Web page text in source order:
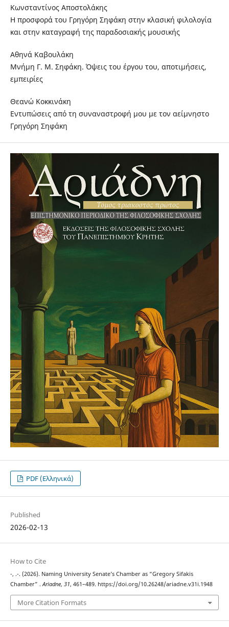
Κωνσταντίνος Αποστολάκης
Η προσφορά του Γρηγόρη Σηφάκη στην κλασική φιλολογία
και στην καταγραφή της παραδοσιακής μουσικής
Αθηνά Καβουλάκη
Μνήμη Γ. Μ. Σηφάκη. Όψεις του έργου του, αποτιμήσεις,
εμπειρίες
Θεανώ Κοκκινάκη
Εντυπώσεις από τη συναναστροφή μου με τον αείμνηστο
Γρηγόρη Σηφάκη
PDF (Ελληνικά)
Published
2026-02-13
How to Cite
-, .-. (2026). Naming University Senate’s Chamber as “Gregory Sifakis
Chamber” .Ariadne, 31, 461–489. https://doi.org/10.26248/ariadne.v31i.1948
More Citation Formats